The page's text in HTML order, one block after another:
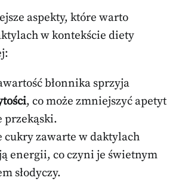
aspekty, które warto
w kontekście diety
błonnika sprzyja
, co może zmniejszyć apetyt
przekąski.
cukry zawarte w daktylach
energii, co czyni je świetnym
słodyczy.